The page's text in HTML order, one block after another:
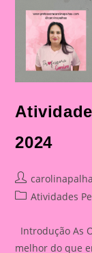
2024
Post
author:
PostAtividades
Introdução As
melhor do que